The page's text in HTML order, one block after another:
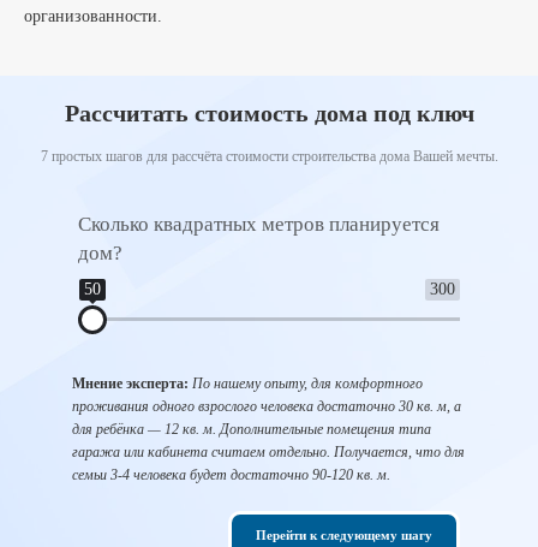
организованности.
Рассчитать стоимость дома под ключ
7 простых шагов для рассчёта стоимости строительства дома Вашей мечты.
Сколько квадратных метров планируется
дом?
300
50
Мнение эксперта: По нашему опыту, для комфортного
проживания одного взрослого человека достаточно 30 кв. м, а
для ребёнка — 12 кв. м. Дополнительные помещения типа
гаража или кабинета считаем отдельно. Получается, что для
семьи 3-4 человека будет достаточно 90-120 кв. м.
Перейти к следующему шагу